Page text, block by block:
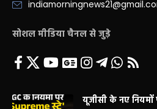
सोशल मीडिया चैनल से जुड़े
यूजीसी के नए नियमों